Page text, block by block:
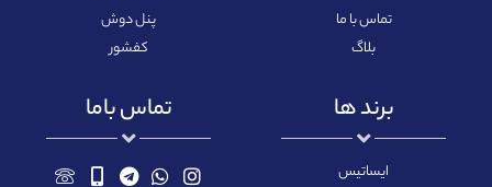
تماس با ما
بلاگ
پنل دوش
کفشور
برند ها
ایساتیس
تماس باما